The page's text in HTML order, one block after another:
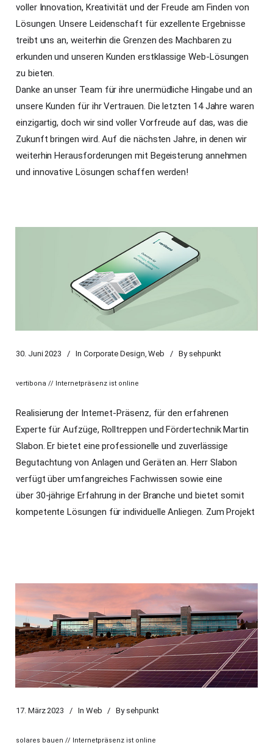
voller Innovation, Kreativität und der Freude am Finden von
Lösungen. Unsere Leidenschaft für exzellente Ergebnisse
treibt uns an, weiterhin die Grenzen des Machbaren zu
erkunden und unseren Kunden erstklassige Web-Lösungen
zu bieten.
Danke an unser Team für ihre unermüdliche Hingabe und an
unsere Kunden für ihr Vertrauen. Die letzten 14 Jahre waren
einzigartig, doch wir sind voller Vorfreude auf das, was die
Zukunft bringen wird. Auf die nächsten Jahre, in denen wir
weiterhin Herausforderungen mit Begeisterung annehmen
und innovative Lösungen schaffen werden!
30. Juni 2023 In Corporate Design,Web By sehpunkt
vertibona // Internetpräsenz ist online
Realisierung der Internet-Präsenz, für den erfahrenen
Experte für Aufzüge, Rolltreppen und Fördertechnik Martin
Slabon. Er bietet eine professionelle und zuverlässige
Begutachtung von Anlagen und Geräten an. Herr Slabon
verfügt über umfangreiches Fachwissen sowie eine
über 30-jährige Erfahrung in der Branche und bietet somit
kompetente Lösungen für individuelle Anliegen. Zum Projekt
17. März 2023 In Web By sehpunkt
solares bauen // Internetpräsenz ist online